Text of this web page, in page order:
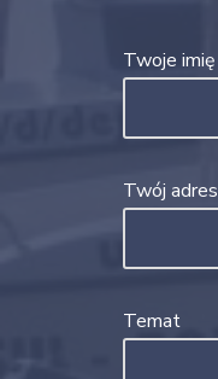
Twoje
Twój
Temat